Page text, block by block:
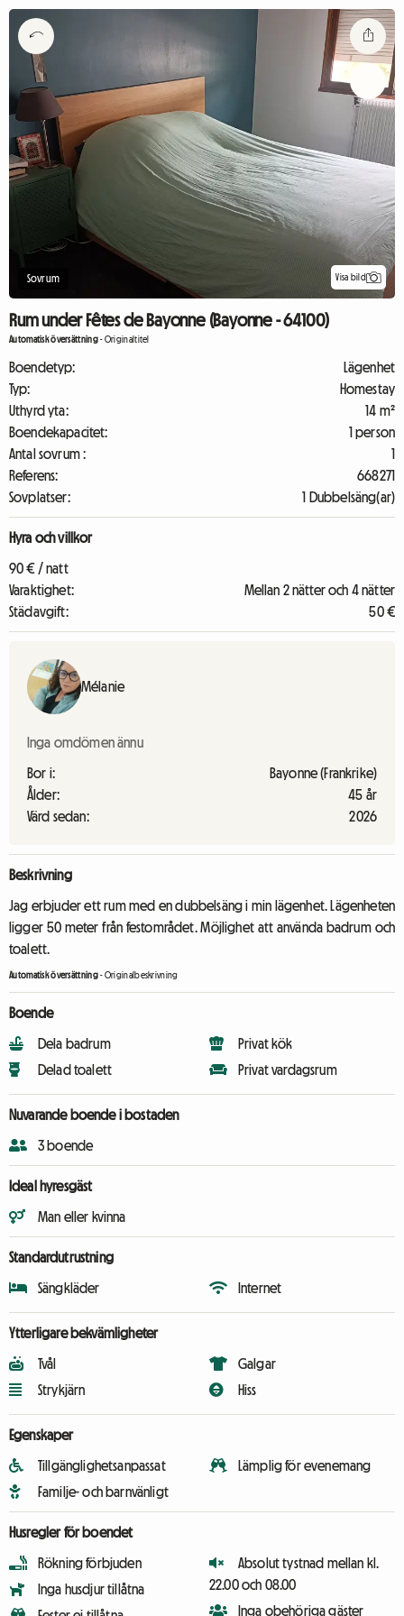
Sovrum Visa bild
Rum under Fêtes de Bayonne (Bayonne - 64100)
Automatisk översättning-Originaltitel
Boendetyp:
Lägenhet
Typ:
Homestay
Uthyrd yta:
14 m²
Boendekapacitet:
1 person
Antal sovrum :
1
Referens:
668271
Sovplatser:
1 Dubbelsäng(ar)
Hyra och villkor
90 € / natt
Varaktighet:
Mellan 2 nätter och 4 nätter
Städavgift:
50 €
Mélanie
Inga omdömen ännu
Bor i:
Bayonne (Frankrike)
Ålder:
45 år
Värd sedan:
2026
Beskrivning
Jag erbjuder ett rum med en dubbelsäng i min lägenhet. Lägenheten
ligger 50 meter från festområdet. Möjlighet att använda badrum och
toalett.
Automatisk översättning-Originalbeskrivning
Boende
Dela badrum
Delad toalett
Privat kök
Privat vardagsrum
Nuvarande boende i bostaden
3 boende
Ideal hyresgäst
Man eller kvinna
Standardutrustning
Sängkläder Internet
Ytterligare bekvämligheter
Tvål
Strykjärn
Galgar
Hiss
Egenskaper
Tillgänglighetsanpassat
Familje- och barnvänligt
Lämplig för evenemang
Husregler för boendet
Rökning förbjuden
Inga husdjur tillåtna
Absolut tystnad mellan kl.
22.00 och 08.00
Inga obehöriga gäster